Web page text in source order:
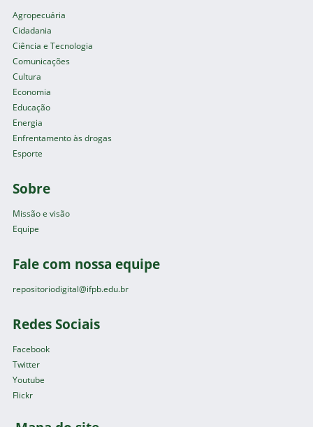
Agropecuária
Cidadania
Ciência e Tecnologia
Comunicações
Cultura
Economia
Educação
Energia
Enfrentamento às drogas
Esporte
Sobre
Missão e visão
Equipe
Fale com nossa equipe
repositoriodigital@ifpb.edu.br
Redes Sociais
Facebook
Twitter
Youtube
Flickr